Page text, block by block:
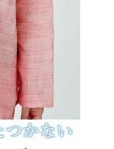
冬
起毛/フランネル
カタログギフト